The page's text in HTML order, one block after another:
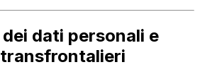
dati personali e